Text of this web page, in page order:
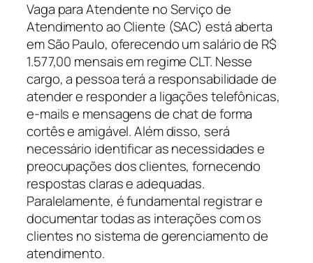
Vaga para Atendente no Serviço de
Atendimento ao Cliente (SAC) está aberta
em São Paulo, oferecendo um salário de R$
1.577,00 mensais em regime CLT. Nesse
cargo, a pessoa terá a responsabilidade de
atender e responder a ligações telefônicas,
e-mails e mensagens de chat de forma
cortês e amigável. Além disso, será
necessário identificar as necessidades e
preocupações dos clientes, fornecendo
respostas claras e adequadas.
Paralelamente, é fundamental registrar e
documentar todas as interações com os
clientes no sistema de gerenciamento de
atendimento.